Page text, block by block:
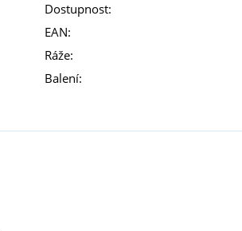
Dostupnost:
EAN:
Ráže:
Balení: